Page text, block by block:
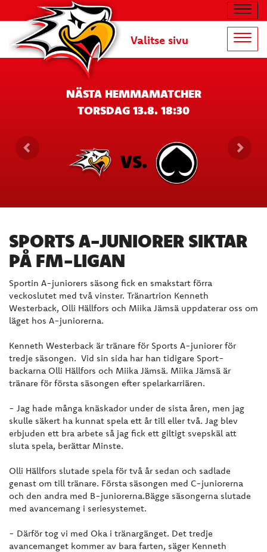
Valitse sivu
NÄSTA HEMMAMATCHER
TORSDAG 13.8. 18:30
VS.
SPORTS A-JUNIORER SIKTAR
PÅ FM-LIGAN
Sportin A-juniorers säsong fick en smakstart förra
veckoslutet med två vinster. Tränartrion Kenneth
Westerback, Olli Hällfors och Miika Jämsä uppdaterar oss om
läget hos A-juniorerna.
Kenneth Westerback är tränare för Sports A-juniorer för
tredje säsongen. Vid sin sida har han tidigare Sport-
backarna Olli Hällfors och Miika Jämsä. Miika Jämsä är
tränare för första säsongen efter spelarkarriären.
- Jag hade många knäskador under de sista åren, men jag
skulle säkert ha kunnat spela ett år till eller två. Jag blev
erbjuden ett bra arbete så jag fick ett giltigt svepskäl att
sluta spela, berättar Minste.
Olli Hällfors slutade spela för två år sedan och sadlade
genast om till tränare. Första säsongen med C-juniorerna
och den andra med B-juniorerna.Bägge säsongerna slutade
med avancemang i seriesystemet.
- Därför tog vi med Oka i tränargänget. Det tredje
avancemanget kommer av bara farten, säger Kenneth